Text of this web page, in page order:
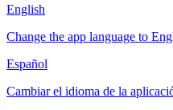
English
Change the app language to
Español
Cambiar el idioma de la